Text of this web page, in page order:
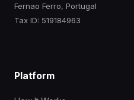
Fernao Ferro, Portugal
Tax ID: 519184963
Platform